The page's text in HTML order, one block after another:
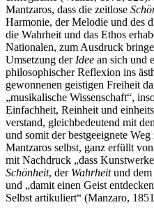
Mantzaros, dass die zeitlose
Harmonie, der Melodie und des
die Wahrheit und das Ethos
Nationalen, zum Ausdruck
Umsetzung der Idee an sich und
philosophischer Reflexion ins
gewonnenen geistigen Freiheit
„musikalische Wissenschaft“,
Einfachheit, Reinheit und
verstand, gleichbedeutend mit
und somit der bestgeeignete
Mantzaros selbst, ganz erfüllt
mit Nachdruck „dass
Schönheit, der Wahrheitund dem
und „damit einen Geist
Selbst artikuliert“ (Manzaro,